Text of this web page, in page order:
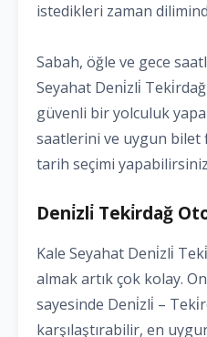
istedikleri zaman
Sabah, öğle ve gece
Seyahat Deni̇zli̇
güvenli bir yolculuk
saatlerini ve uygun bilet
tarih seçimi
Deni̇zli̇ Teki̇rdağ
Kale Seyahat Deni̇zli̇
almak artık çok kolay.
sayesinde Deni̇zli̇ –
karşılaştırabilir, en